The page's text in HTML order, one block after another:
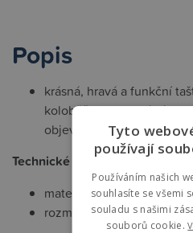
Popis
krásná, hravá a funkční
koloběžku usnadní výlety
objevovatele
Technické parametry
materiál: recyklovaný
rozměry: 15 x 11 x 8 cm
Tyto
používají
Používáním našich
souhlasíte se všemi
souladu s našimi
souborů cookie.